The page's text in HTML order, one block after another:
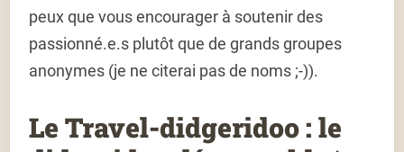
peux que vous encourager à soutenir des
passionné.e.s plutôt que de grands groupes
anonymes (je ne citerai pas de noms ;-)).
Le Travel-didgeridoo : le